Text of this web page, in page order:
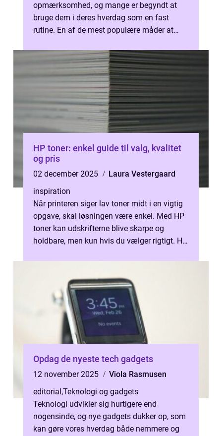
opmærksomhed, og mange er begyndt at
bruge dem i deres hverdag som en fast
rutine. En af de mest populære måder at
HP toner: enkel guide til valg, kvalitet
og pris
02 december 2025
Laura Vestergaard
inspiration
Når printeren siger lav toner midt i en vigtig
opgave, skal løsningen være enkel. Med HP
toner kan udskrifterne blive skarpe og
holdbare, men kun hvis du vælger rigtigt. Her
Opdag de nyeste tech gadgets
12 november 2025
Viola Rasmusen
editorial,Teknologi og gadgets
Teknologi udvikler sig hurtigere end
nogensinde, og nye gadgets dukker op, som
kan gøre vores hverdag både nemmere og